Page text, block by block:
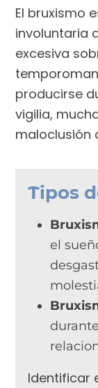
El bruxismo
involuntaria
excesiva
producirse
vigilia,
maloclusión
Tipos
el
Identificar